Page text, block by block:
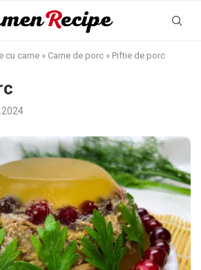
cu carne » Carne de porc » Piftie de porc